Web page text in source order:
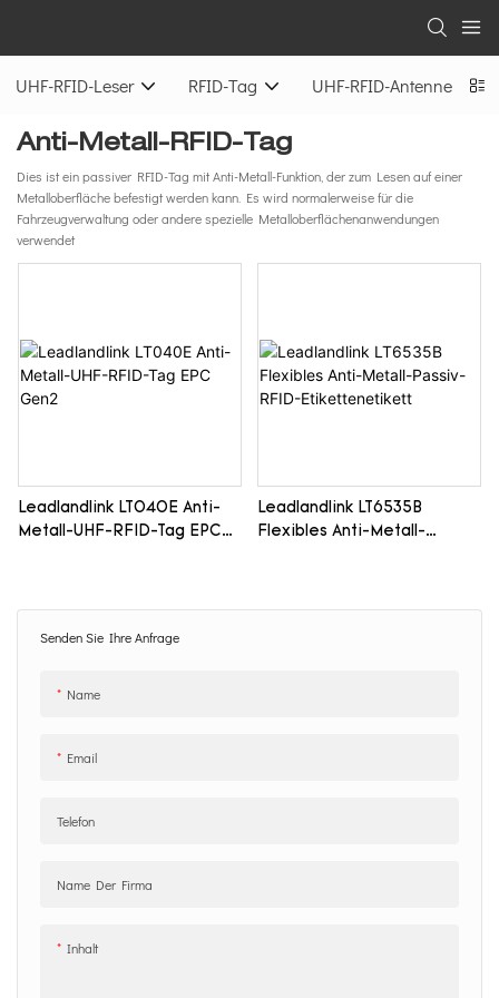
UHF-RFID-Leser RFID-Tag UHF-RFID-Antenne
Anti-Metall-RFID-Tag
Dies ist ein passiver RFID-Tag mit Anti-Metall-Funktion, der zum Lesen auf einer
Metalloberfläche befestigt werden kann. Es wird normalerweise für die
Fahrzeugverwaltung oder andere spezielle Metalloberflächenanwendungen
verwendet
Senden Sie Ihre Anfrage
Name
Email
Telefon
Name Der Firma
Inhalt
Leadlandlink LT040E Anti-
Metall-UHF-RFID-Tag EPC
Leadlandlink LT6535B
Flexibles Anti-Metall-